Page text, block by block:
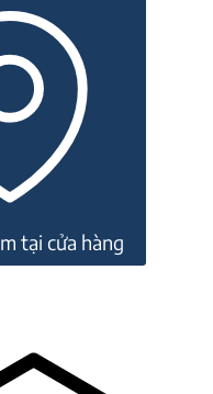
tại cửa hàng